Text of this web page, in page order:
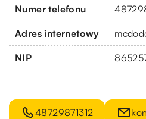
Numer telefonu
Adres internetowy
NIP
48729871312